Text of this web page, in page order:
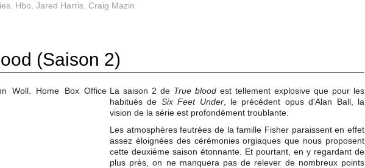
Hbo Jared Harris Craig Mazin
(Saison 2)
La saison 2 de True blood est tellement explosive que pour les
habitués de Six Feet Under, le précédent opus d'Alan Ball, la
vision de la série est profondément troublante.
Les atmosphères feutrées de la famille Fisher paraissent en effet
assez éloignées des cérémonies orgiaques que nous proposent
cette deuxième saison étonnante. Et pourtant, en y regardant de
plus près, on ne manquera pas de relever de nombreux points